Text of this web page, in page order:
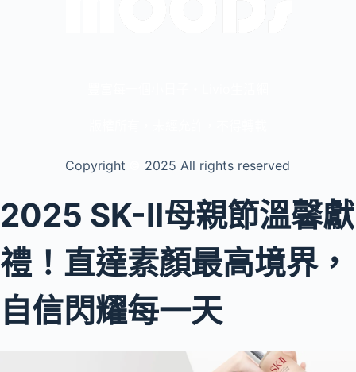
Copyright 2025 All rights reserved
2025 SK-II母親節溫馨獻
禮！直達素顏最高境界，
自信閃耀每一天